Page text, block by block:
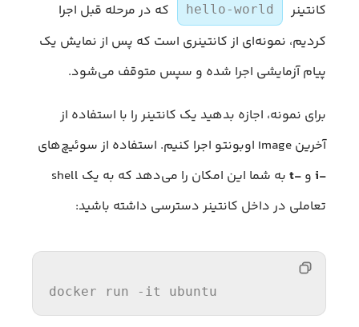
کانتینر hello-world
که در مرحله قبل اجرا
کردیم، نمونه‌ای از کانتینری است که پس از نمایش یک
پیام آزمایشی اجرا شده و سپس متوقف می‌شود.
برای نمونه، اجازه بدهید یک کانتینر را با استفاده از
آخرین Image اوبونتو اجرا کنیم. استفاده از سوئیچ‌های
-i و -t
به شما این امکان را می‌دهد که به یک shell
تعاملی در داخل کانتینر دسترسی داشته باشید:
docker run - it ubuntu